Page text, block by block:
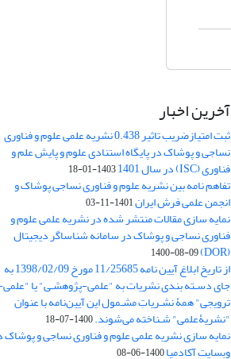
آخرین اخبار
ثبت امتیازضریب تاثیر 0.438 نشریه علمی علوم و فناوری
نساجی و پوشاک در پایگاه استنادی علوم و پایش علم و
فناوری (ISC) در سال 1401 1403-01-18
تفاهم نامه بین نشریه علوم و فناوری نساجی پوشاک و
انجمن علمی فرش ایران1401-11-03
نمایه سازی مقالات منتشر شده در نشریه علمی علوم و
فناوری نساجی و پوشاک در سامانه شناساگر دیجیتال
(DOR)
1400-08-09
از تاریخ ابلاغ آیین نامه 11/25685 مورخ 1398/02/09 به
جای دسـته بندی نشریات به "علمی-پژوهشـی" یا
ترویجی" همۀ نشـریاتِ مشـمول این آیین‌نامه با عنوان
"نشریۀعلمی" شـناخته می‌شوند.1400-07-18
نمایه سازی نشریه علمی علوم و فناوری نساجی و پوشاک
وبسایت آکادمیا1400-06-08